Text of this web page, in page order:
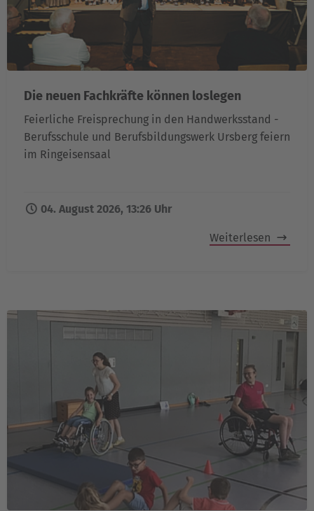
Die neuen Fachkräfte können loslegen
Feierliche Freisprechung in den Handwerksstand -
Berufsschule und Berufsbildungswerk Ursberg feiern
im Ringeisensaal
04. August 2026, 13:26 Uhr
Weiterlesen